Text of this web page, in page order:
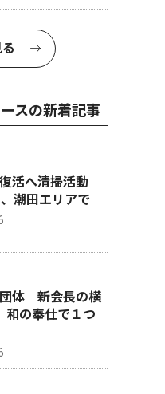
スの新着記事
活へ清掃活動
潮田エリアで
体 新会長の横
の奉仕で１つ